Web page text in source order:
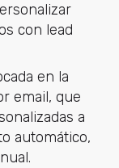
con lead
en la
email, que
a
automático,